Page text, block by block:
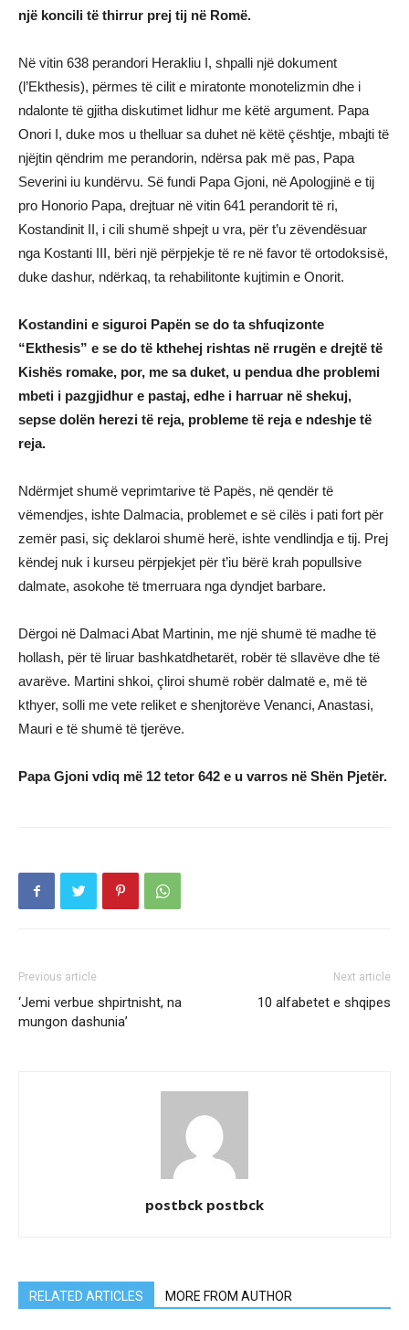
një koncili të thirrur prej tij në Romë.
Në vitin 638 perandori Herakliu I, shpalli një dokument
(l’Ekthesis), përmes të cilit e miratonte monotelizmin dhe i
ndalonte të gjitha diskutimet lidhur me këtë argument. Papa
Onori I, duke mos u thelluar sa duhet në këtë çështje, mbajti të
njëjtin qëndrim me perandorin, ndërsa pak më pas, Papa
Severini iu kundërvu. Së fundi Papa Gjoni, në Apologjinë e tij
pro Honorio Papa, drejtuar në vitin 641 perandorit të ri,
Kostandinit II, i cili shumë shpejt u vra, për t’u zëvendësuar
nga Kostanti III, bëri një përpjekje të re në favor të ortodoksisë,
duke dashur, ndërkaq, ta rehabilitonte kujtimin e Onorit.
Kostandini e siguroi Papën se do ta shfuqizonte
“Ekthesis” e se do të kthehej rishtas në rrugën e drejtë të
Kishës romake, por, me sa duket, u pendua dhe problemi
mbeti i pazgjidhur e pastaj, edhe i harruar në shekuj,
sepse dolën herezi të reja, probleme të reja e ndeshje të
reja.
Ndërmjet shumë veprimtarive të Papës, në qendër të
vëmendjes, ishte Dalmacia, problemet e së cilës i pati fort për
zemër pasi, siç deklaroi shumë herë, ishte vendlindja e tij. Prej
këndej nuk i kurseu përpjekjet për t’iu bërë krah popullsive
dalmate, asokohe të tmerruara nga dyndjet barbare.
Dërgoi në Dalmaci Abat Martinin, me një shumë të madhe të
hollash, për të liruar bashkatdhetarët, robër të sllavëve dhe të
avarëve. Martini shkoi, çliroi shumë robër dalmatë e, më të
kthyer, solli me vete reliket e shenjtorëve Venanci, Anastasi,
Mauri e të shumë të tjerëve.
Papa Gjoni vdiq më 12 tetor 642 e u varros në Shën Pjetër.
Previous article
‘Jemi verbue shpirtnisht, na
mungon dashunia’
Next article
10 alfabetet e shqipes
postbck postbck
RELATED ARTICLES MORE FROM AUTHOR